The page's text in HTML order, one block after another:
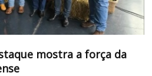
mostra a força da